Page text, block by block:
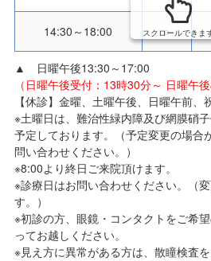
14:30～18:00 ○
スクロールできま
▲ 日曜午後13:30～17:00
（日曜午後受付：13時30分～ 日曜午
【休診】金曜、土曜午後、日曜午前、
※土曜日は、難治性緑内障及び網膜硝
予定しております。（予定変更の場合
問い合わせください。）
※8:00より終日ご来院頂けます。
※診療日はお問い合わせください。（
す。）
※初診の方、眼鏡・コンタクトをご希
ってお越しください。
※見え方に異常がある方は、散瞳検査